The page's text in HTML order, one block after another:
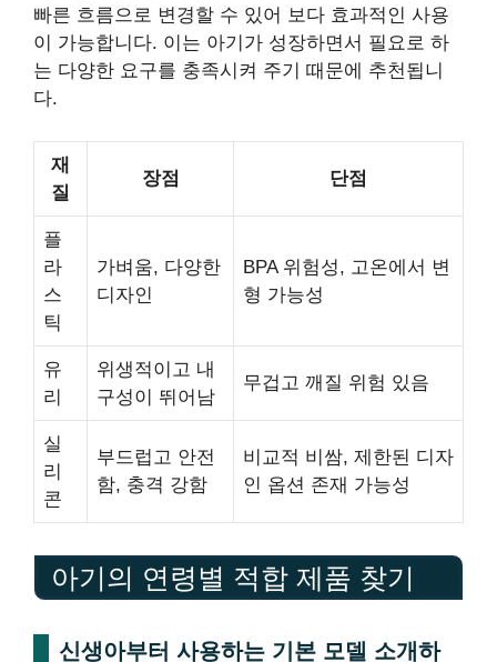
빠른 흐름으로 변경할 수 있어 보다 효과적인 사용
이 가능합니다. 이는 아기가 성장하면서 필요로 하
는 다양한 요구를 충족시켜 주기 때문에 추천됩니
다.
재
질
장점 단점
플
라
스
틱
가벼움, 다양한
디자인
BPA 위험성, 고온에서 변
형 가능성
유
리
위생적이고 내
구성이 뛰어남
무겁고 깨질 위험 있음
실
리
콘
부드럽고 안전
함, 충격 강함
비교적 비쌈, 제한된 디자
인 옵션 존재 가능성
아기의 연령별 적합 제품 찾기
신생아부터 사용하는 기본 모델 소개하